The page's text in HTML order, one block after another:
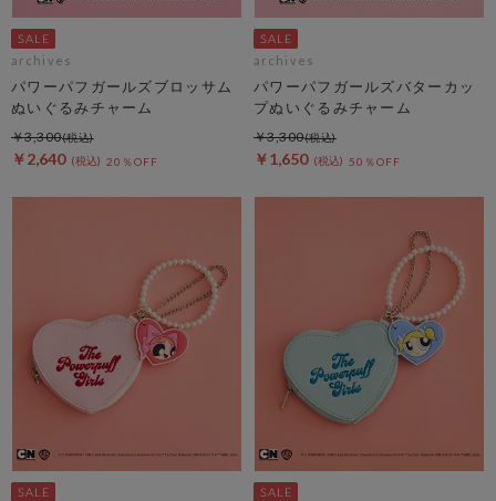
archives
パワーパフガールズブロッサム
ぬいぐるみチャーム
￥2,640 20％OFF
￥3,300
archives
パワーパフガールズバターカッ
プぬいぐるみチャーム
￥1,650 50％OFF
￥3,300